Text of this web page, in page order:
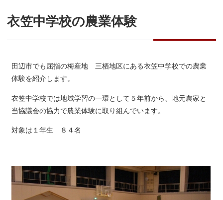
衣笠中学校の農業体験
田辺市でも屈指の梅産地 三栖地区にある衣笠中学校での農業
体験を紹介します。
衣笠中学校では地域学習の一環として５年前から、地元農家と
当協議会の協力で農業体験に取り組んでいます。
対象は１年生 ８４名